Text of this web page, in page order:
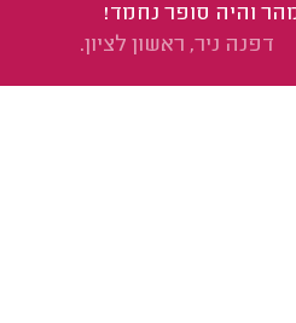
והיה סופר נחמד!
דפנה ניר, ראשון לציון.